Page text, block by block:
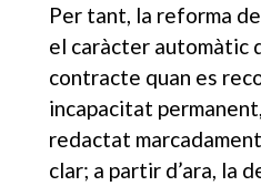
Per tant, la reforma
el caràcter automàtic
contracte quan es
incapacitat
redactat
clar; a partir d’ara, la